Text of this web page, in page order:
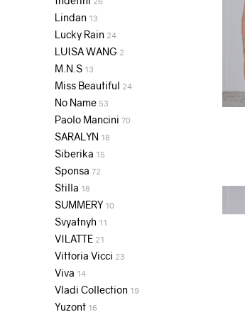
Lindan 13
Lucky Rain 24
LUISA WANG 2
M.N.S 13
Miss Beautiful 24
No Name 53
Paolo Mancini 70
SARALYN 18
Siberika 15
Sponsa 72
Stilla 18
SUMMERY 10
Svyatnyh 11
VILATTE 21
Vittoria Vicci 23
Viva 14
Vladi Collection 19
Yuzont 16